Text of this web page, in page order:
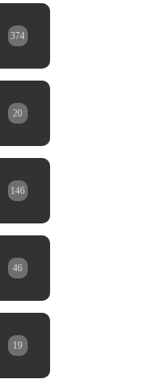
374
20
146
46
19